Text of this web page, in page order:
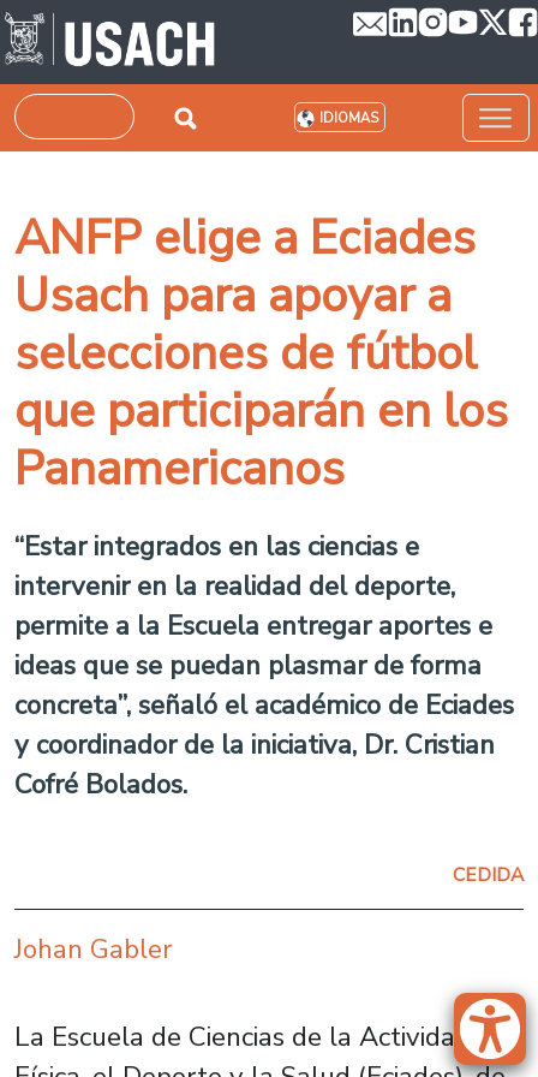
Pasar al contenido principal
Buscar IDIOMAS
ANFP elige a Eciades
Usach para apoyar a
selecciones de fútbol
que participarán en los
Panamericanos
“Estar integrados en las ciencias e
intervenir en la realidad del deporte,
permite a la Escuela entregar aportes e
ideas que se puedan plasmar de forma
concreta”, señaló el académico de Eciades
y coordinador de la iniciativa, Dr. Cristian
Cofré Bolados.
CEDIDA
Johan Gabler
La Escuela de Ciencias de la Actividad